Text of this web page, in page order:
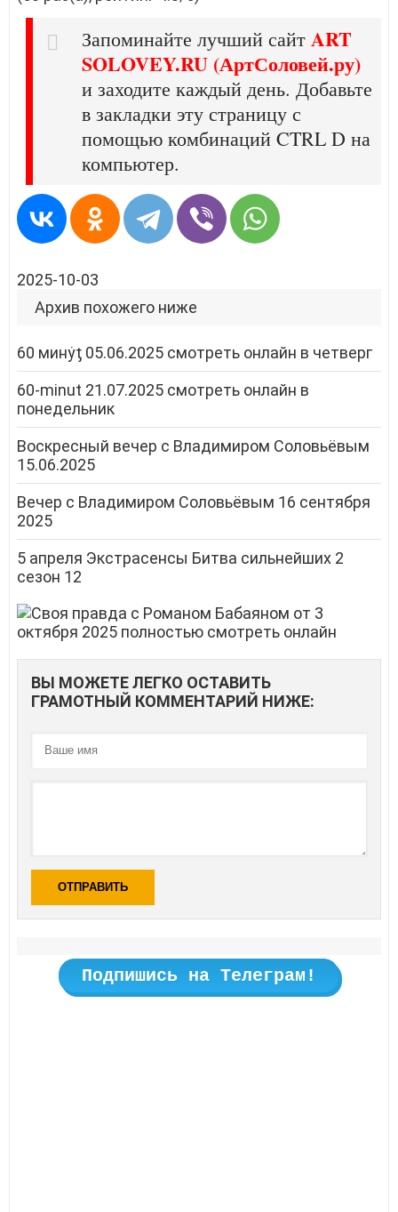
Запоминайте лучший сайт ART
SOLOVEY.RU (АртСоловей.ру)
и заходите каждый день. Добавьте
в закладки эту страницу с
помощью комбинаций CTRL D на
компьютер.
2025-10-03
Архив похожего ниже
60 минẏƫ 05.06.2025 смотреть онлайн в четверг
60-minut 21.07.2025 смотреть онлайн в
понедельник
Воскресный вечер с Владимиром Соловьёвым
15.06.2025
Вечер с Владимиром Соловьёвым 16 сентября
2025
5 апреля Экстрасенсы Битва сильнейших 2
сезон 12
ВЫ МОЖЕТЕ ЛЕГКО ОСТАВИТЬ
ГРАМОТНЫЙ КОММЕНТАРИЙ НИЖЕ:
ОТПРАВИТЬ
Подпишись на Телеграм!